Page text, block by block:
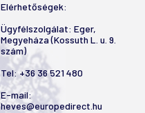
Elérhetőségek:
Ügyfélszolgálat: Eger,
Megyeháza (Kossuth L. u. 9.
szám)
Tel:+36 36 521 480
E-mail:
heves@europedirect.hu